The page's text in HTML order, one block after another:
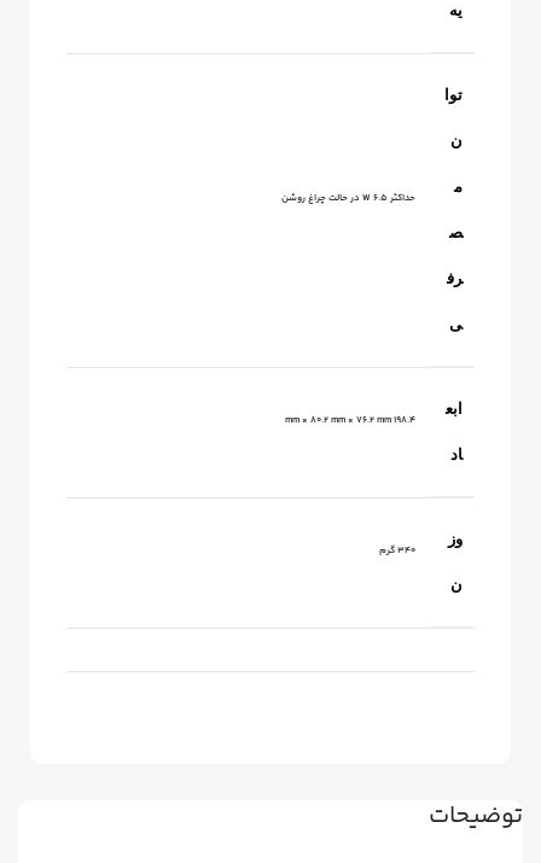
توضیحات
یه
توا
ن
م
ص
رف
ی
حداکثر 6.5 W در حالت چراغ روشن
ابع
اد
198.4 mm × 80.2 mm × 76.2 mm
وز
ن
340 گرم